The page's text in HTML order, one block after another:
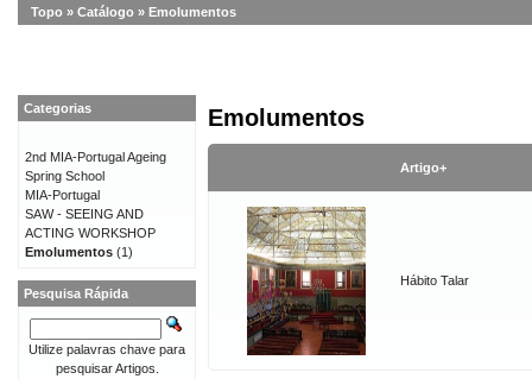
Topo » Catálogo » Emolumentos
Emolumentos
Artigo+
Hábito Talar
Categorias
2nd MIA-Portugal Ageing
Spring School
MIA-Portugal
SAW - SEEING AND
ACTING WORKSHOP
Emolumentos (1)
Pesquisa Rápida
Utilize palavras chave para
pesquisar Artigos.